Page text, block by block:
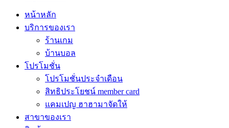
หน้าหลัก
บริการของเรา
ร้านเกม
บ้านบอล
โปรโมชั่น
โปรโมชั่นประจำเดือน
สิทธิประโยชน์ member card
แคมเปญ ฮาฮามาจัดให้
สาขาของเรา